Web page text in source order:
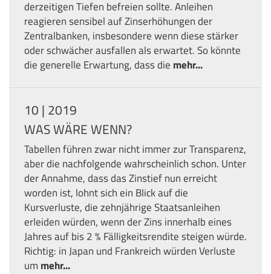
derzeitigen Tiefen befreien sollte. Anleihen
reagieren sensibel auf Zinserhöhungen der
Zentralbanken, insbesondere wenn diese stärker
oder schwächer ausfallen als erwartet. So könnte
die generelle Erwartung, dass die mehr...
10 | 2019
WAS WÄRE WENN?
Tabellen führen zwar nicht immer zur Transparenz,
aber die nachfolgende wahrscheinlich schon. Unter
der Annahme, dass das Zinstief nun erreicht
worden ist, lohnt sich ein Blick auf die
Kursverluste, die zehnjährige Staatsanleihen
erleiden würden, wenn der Zins innerhalb eines
Jahres auf bis 2 % Fälligkeitsrendite steigen würde.
Richtig: in Japan und Frankreich würden Verluste
um mehr...